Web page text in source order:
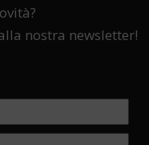
nostra newsletter!